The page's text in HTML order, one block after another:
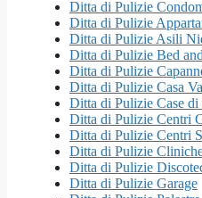
Ditta di Pulizie
Ditta di Pulizie
Ditta di Pulizie Asili
Ditta di Pulizie Bed
Ditta di Pulizie
Ditta di Pulizie Casa
Ditta di Pulizie Case di
Ditta di Pulizie Centri
Ditta di Pulizie Centri
Ditta di Pulizie
Ditta di Pulizie
Ditta di Pulizie Garage